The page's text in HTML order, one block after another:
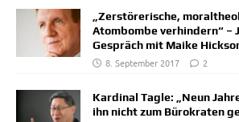
„Zerstörerische,
Atombombe verhindern“ –
Gespräch mit Maike
8. September 2017
2
Kardinal Tagle: „Neun
ihn nicht zum Bürokraten